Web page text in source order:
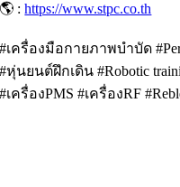
🌎 :https://www.stpc.co.th
#เครื่องมือกายภาพบำบัด
#หุ่นยนต์ฝึกเดิน #Robotic
#เครื่องPMS #เครื่องRF